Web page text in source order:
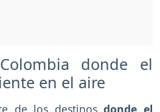
donde el
en el aire
de los destinosdonde el